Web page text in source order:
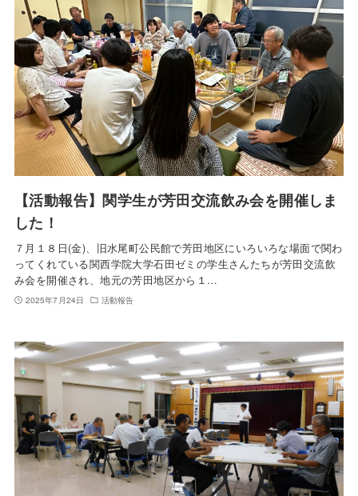
【活動報告】関学生が芳田交流飲み会を開催しま
した！
７月１８日(金)、旧水尾町公民館で芳田地区にいろいろな場面で関わ
ってくれている関西学院大学石田ゼミの学生さんたちが芳田交流飲
み会を開催され、地元の芳田地区から１…
2025年7月24日 活動報告